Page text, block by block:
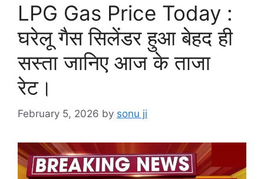
LPG Gas Price Today :
घरेलू गैस सिलेंडर हुआ बेहद ही
सस्ता जानिए आज के ताजा
रेट।
February 5, 2026 by sonu ji